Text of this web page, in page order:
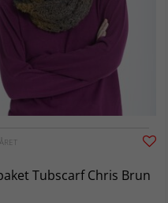
Tubscarf Chris Brun